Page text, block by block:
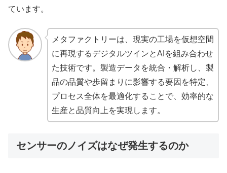
ています。
メタファクトリーは、現実の工場を仮想空間
に再現するデジタルツインとAIを組み合わせ
た技術です。製造データを統合・解析し、製
品の品質や歩留まりに影響する要因を特定、
プロセス全体を最適化することで、効率的な
生産と品質向上を実現します。
センサーのノイズはなぜ発生するのか